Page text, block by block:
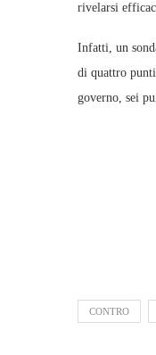
rivelarsi
Infatti, un
di quattro punti
governo, sei
CONTRO